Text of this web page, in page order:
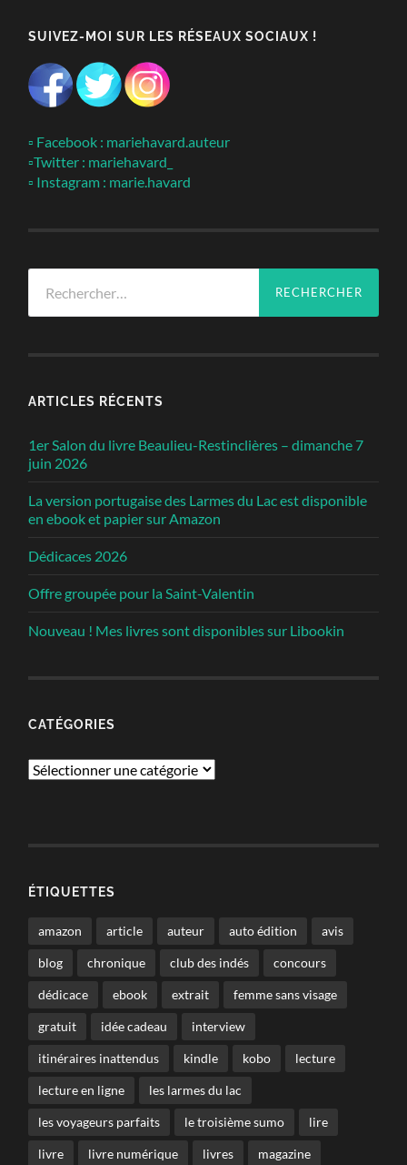
SUIVEZ-MOI SUR LES RÉSEAUX SOCIAUX !
▫ Facebook : mariehavard.auteur
▫Twitter : mariehavard_
▫ Instagram : marie.havard
ARTICLES RÉCENTS
1er Salon du livre Beaulieu-Restinclières – dimanche 7
juin 2026
La version portugaise des Larmes du Lac est disponible
en ebook et papier sur Amazon
Dédicaces 2026
Offre groupée pour la Saint-Valentin
Nouveau ! Mes livres sont disponibles sur Libookin
CATÉGORIES
Catégories
ÉTIQUETTES
amazon article auteur auto édition avis
blog chronique club des indés concours
dédicace ebook extrait femme sans visage
gratuit idée cadeau interview
itinéraires inattendus kindle kobo lecture
lecture en ligne les larmes du lac
les voyageurs parfaits le troisième sumo lire
livre livre numérique livres magazine